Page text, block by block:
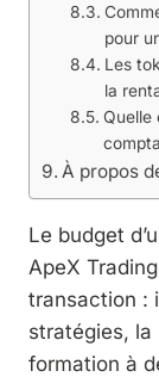
pour
Les
la
Quelle
À propos
Le budget
ApeX
transaction :
stratégies,
formation à